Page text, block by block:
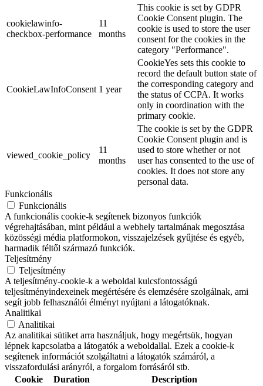
cookielawinfo-
checkbox-performance
11
months
This cookie is set by GDPR
Cookie Consent plugin. The
cookie is used to store the user
consent for the cookies in the
category "Performance".
CookieLawInfoConsent 1 year
CookieYes sets this cookie to
record the default button state of
the corresponding category and
the status of CCPA. It works
only in coordination with the
primary cookie.
viewed_cookie_policy
11
months
The cookie is set by the GDPR
Cookie Consent plugin and is
used to store whether or not
user has consented to the use of
cookies. It does not store any
personal data.
Funkcionális
Funkcionális
A funkcionális cookie-k segítenek bizonyos funkciók
végrehajtásában, mint például a webhely tartalmának megosztása
közösségi média platformokon, visszajelzések gyűjtése és egyéb,
harmadik féltől származó funkciók.
Teljesítmény
Teljesítmény
A teljesítmény-cookie-k a weboldal kulcsfontosságú
teljesítményindexeinek megértésére és elemzésére szolgálnak, ami
segít jobb felhasználói élményt nyújtani a látogatóknak.
Analitikai
Analitikai
Az analitikai sütiket arra használjuk, hogy megértsük, hogyan
lépnek kapcsolatba a látogatók a weboldallal. Ezek a cookie-k
segítenek információt szolgáltatni a látogatók számáról, a
visszafordulási arányról, a forgalom forrásáról stb.
Cookie
Duration Description